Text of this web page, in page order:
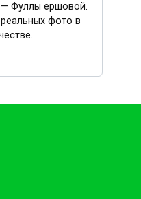
Фуллы ершовой.
фото в